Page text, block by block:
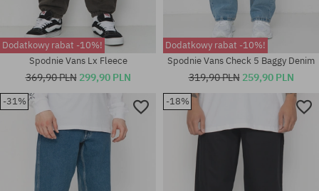
Dostępne rozmiary:
31X32; 33X32; 34X32
Dostępne rozmiary:
32X32; 33X32; 34X32
Dodatkowy rabat -10%!
Spodnie Vans Lx Fleece
369,90 PLN 299,90 PLN
Dodatkowy rabat -10%!
Spodnie Vans Check 5 Baggy Denim
319,90 PLN 259,90 PLN
-31% -18%